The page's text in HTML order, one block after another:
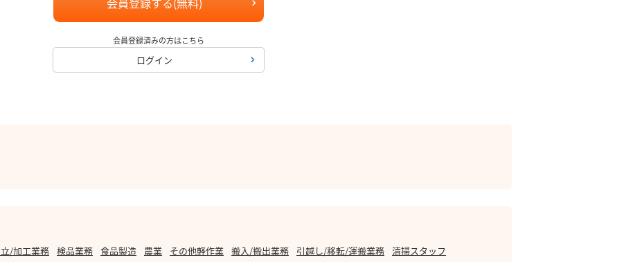
会員登録済みの方はこちら
ログイン
/加工業務 検品業務 食品製造 農業 その他軽作業 搬入/搬出業務 引越し/移転/運搬業務 清掃スタッフ